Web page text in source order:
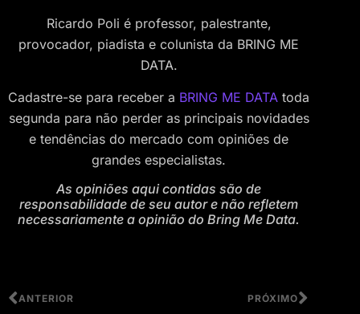
Ricardo Poli é professor, palestrante,
provocador, piadista e colunista da BRING ME
DATA.
Cadastre-se para receber a BRING ME DATA toda
segunda para não perder as principais novidades
e tendências do mercado com opiniões de
grandes especialistas.
As opiniões aqui contidas são de
responsabilidade de seu autor e não refletem
necessariamente a opinião do Bring Me Data.
ANTERIOR PRÓXIMO